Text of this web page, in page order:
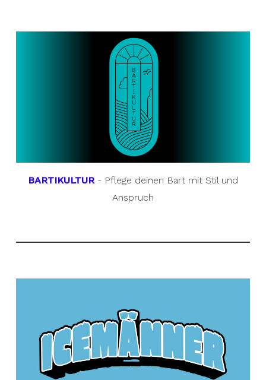
BARTIKULTUR- Pflege deinen Bart mit Stil und
Anspruch